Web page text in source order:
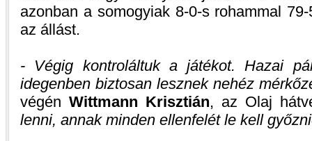
azonban a somogyiak 8-0-s rohammal
az állást.
- Végig kontroláltuk a játékot. Hazai
idegenben biztosan lesznek nehéz
végén Wittmann Krisztián, az Olaj
lenni, annak minden ellenfelét le kell